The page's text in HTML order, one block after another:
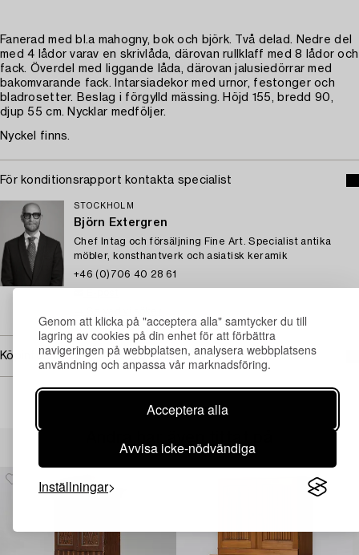
Genom att klicka på "acceptera alla" samtycker du till
lagring av cookies på din enhet för att förbättra
navigeringen på webbplatsen, analysera webbplatsens
användning och anpassa vår marknadsföring.
Acceptera alla
Avvisa icke-nödvändiga
Inställningar
Fanerad med bl.a mahogny, bok och björk. Två delad. Nedre del
med 4 lådor varav en skrivlåda, därovan rullklaff med 8 lådor och
fack. Överdel med liggande låda, därovan jalusiedörrar med
bakomvarande fack. Intarsiadekor med urnor, festonger och
bladrosetter. Beslag i förgylld mässing. Höjd 155, bredd 90,
djup 55 cm. Nycklar medföljer.
Nyckel finns.
För konditionsrapport kontakta specialist
STOCKHOLM
Björn Extergren
Chef Intag och försäljning Fine Art. Specialist antika
möbler, konsthantverk och asiatisk keramik
+46 (0)706 40 28 61
Köpinformation